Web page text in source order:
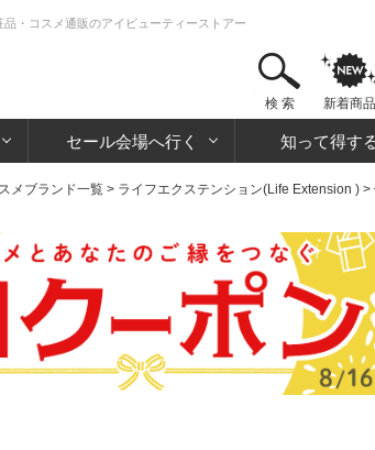
・コスメ通販のアイビューティーストアー
検 索 新着商品
セール会場へ行く 知って得す
メブランド一覧 > ライフエクステンション(Life Extension ) >